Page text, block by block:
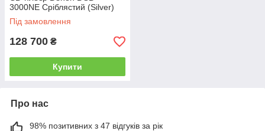
3000NE Сріблястий (Silver)
Під замовлення
128 700 ₴
Купити
Про нас
98% позитивних з 47 відгуків за рік